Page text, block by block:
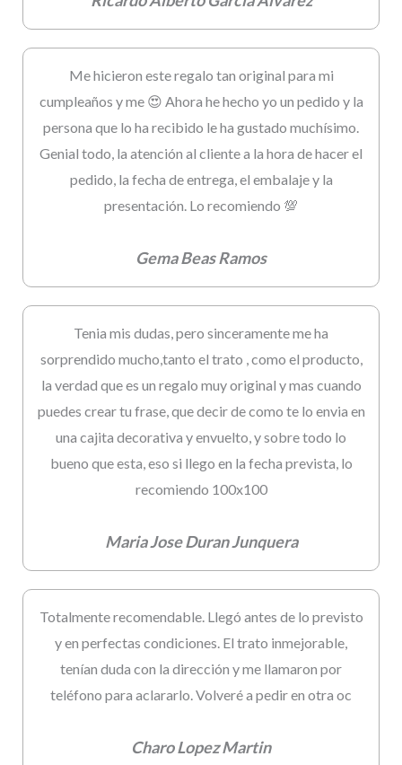
Me hicieron este regalo tan original para mi
cumpleaños y me 😍 Ahora he hecho yo un pedido y la
persona que lo ha recibido le ha gustado muchísimo.
Genial todo, la atención al cliente a la hora de hacer el
pedido, la fecha de entrega, el embalaje y la
presentación. Lo recomiendo 💯
Gema Beas Ramos
Tenia mis dudas, pero sinceramente me ha
sorprendido mucho,tanto el trato , como el producto,
la verdad que es un regalo muy original y mas cuando
puedes crear tu frase, que decir de como te lo envia en
una cajita decorativa y envuelto, y sobre todo lo
bueno que esta, eso si llego en la fecha prevista, lo
recomiendo 100x100
Maria Jose Duran Junquera
Totalmente recomendable. Llegó antes de lo previsto
y en perfectas condiciones. El trato inmejorable,
tenían duda con la dirección y me llamaron por
teléfono para aclararlo. Volveré a pedir en otra oc
Charo Lopez Martin